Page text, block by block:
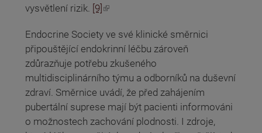
vysvětlení rizik. [9]
(odkaz je externí)
Endocrine Society ve své klinické směrnici
připouštějící endokrinní léčbu zároveň
zdůrazňuje potřebu zkušeného
multidisciplinárního týmu a odborníků na duševní
zdraví. Směrnice uvádí, že před zahájením
pubertální suprese mají být pacienti informováni
o možnostech zachování plodnosti. I zdroje,